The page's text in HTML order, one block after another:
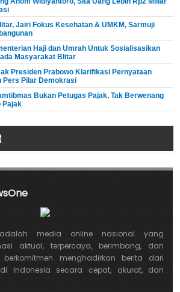
Jairi Fokus Kesehatan & UMKM, Sarmuji
Haji dan Umrah Untuk Sosialisasikan
Masyarakat Blitar
Presiden Prabowo Klarifikasi Pernyataan
Pers Pilar Demokrasi
Bukan Petugas Pajak, Tak Berwenang
Pajak
media online nasional yang
aktual, terpercaya, berimbang, dan
berkomitmen menghadirkan berita dari
Indonesia secara cepat, akurat, dan